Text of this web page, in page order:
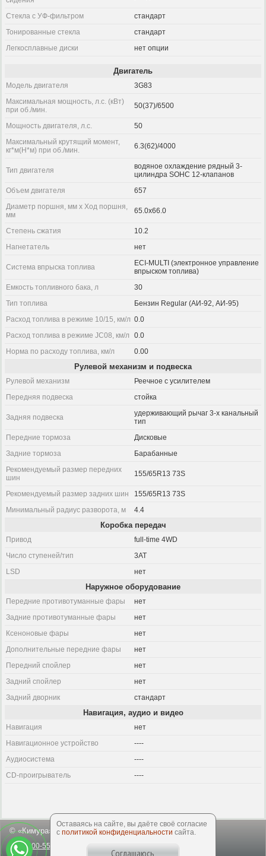
Стекла с УФ-фильтром
стандарт
Тонированные стекла
стандарт
Легкосплавные диски
нет опции
Двигатель
Модель двигателя
3G83
Максимальная мощность, л.с. (кВт)
при об./мин.
50(37)/6500
Мощность двигателя, л.с.
50
Максимальный крутящий момент,
кг*м(Н*м) при об./мин.
6.3(62)/4000
Тип двигателя
водяное охлаждение рядный 3-
цилиндра SOHC 12-клапанов
Объем двигателя
657
Диаметр поршня, мм x Ход поршня,
мм
65.0x66.0
Степень сжатия
10.2
Нагнетатель
нет
Система впрыска топлива
ECI-MULTI (электронное управление
впрыском топлива)
Емкость топливного бака, л
30
Тип топлива
Бензин Regular (АИ-92, АИ-95)
Расход топлива в режиме 10/15, км/л 0.0
Расход топлива в режиме JC08, км/л
0.0
Норма по расходу топлива, км/л
0.00
Рулевой механизм и подвеска
Рулевой механизм
Реечное с усилителем
Передняя подвеска
стойка
Задняя подвеска
удерживающий рычаг 3-х канальный
тип
Передние тормоза
Дисковые
Задние тормоза
Барабанные
Рекомендуемый размер передних
шин
155/65R13 73S
Рекомендуемый размер задних шин
155/65R13 73S
Минимальный радиус разворота, м
4.4
Коробка передач
Привод
full-time 4WD
Число ступеней/тип
3AT
LSD
нет
Наружное оборудование
Передние противотуманные фары
нет
Задние противотуманные фары
нет
Ксеноновые фары
нет
Дополнительные передние фары
нет
Передний спойлер
нет
Задний спойлер
нет
Задний дворник
стандарт
Навигация, аудио и видео
Навигация
нет
Навигационное устройство
----
Аудиосистема
----
CD-проигрыватель
----
© «Кимура», 2003-2026
8-800-550-50-64 office@kimuracars.com
Оставаясь на сайте, вы даёте своё согласие
с политикой конфиденциальности сайта.
Соглашаюсь